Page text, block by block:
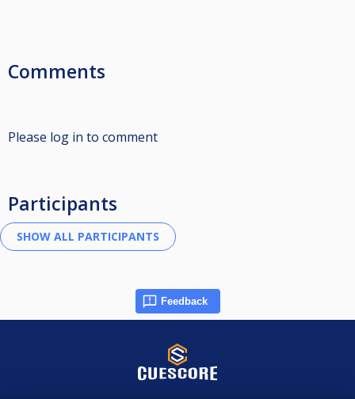
Comments
Please log in to comment
Participants
Feedback